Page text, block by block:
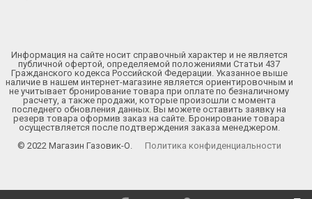
Информация на сайте носит справочный характер и не является
публичной офертой, определяемой положениями Статьи 437
Гражданского кодекса Российской Федерации. Указанное выше
наличие в нашем интернет-магазине является ориентировочным и
не учитывает бронирование товара при оплате по безналичному
расчету, а также продажи, которые произошли с момента
последнего обновления данных. Вы можете оставить заявку на
резерв товара оформив заказ на сайте. Бронирование товара
осуществляется после подтверждения заказа менеджером.
© 2022 Магазин Газовик-О.
Политика конфиденциальности